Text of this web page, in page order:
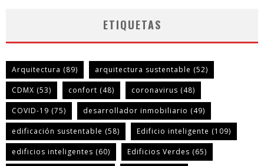
ETIQUETAS
Arquitectura (89) arquitectura sustentable (52)
CDMX (53) confort (48) coronavirus (48)
COVID-19 (75) desarrollador inmobiliario (49)
edificación sustentable (58) Edificio inteligente (109)
edificios inteligentes (60) Edificios Verdes (65)